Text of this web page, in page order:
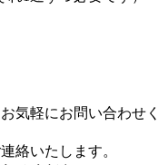
気軽にお問い合わせく
絡いたします。